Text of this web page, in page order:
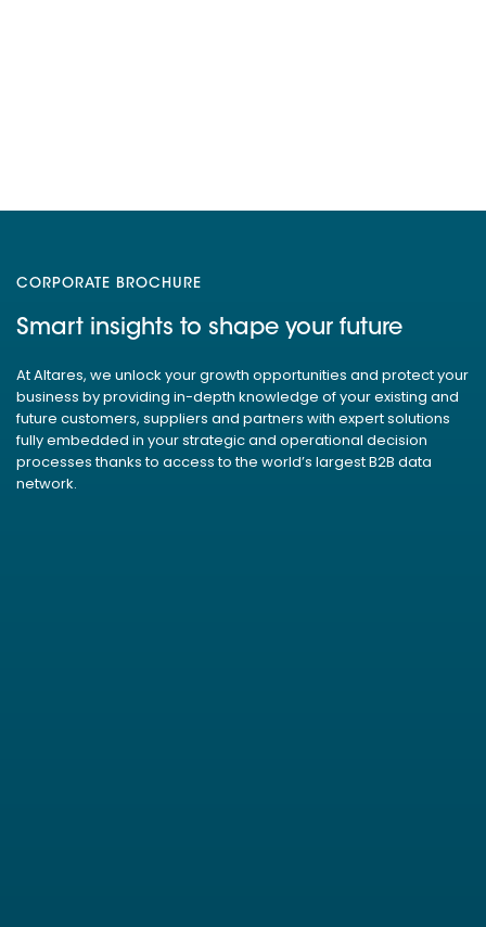
CORPORATE BROCHURE
Smart insights to shape your future
At Altares, we unlock your growth opportunities and protect your
business by providing in-depth knowledge of your existing and
future customers, suppliers and partners with expert solutions
fully embedded in your strategic and operational decision
processes thanks to access to the world’s largest B2B data
network.